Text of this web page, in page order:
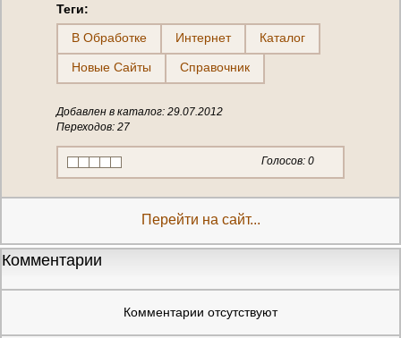
Теги:
В Обработке
Интернет Каталог
Новые Сайты Справочник
Добавлен в каталог: 29.07.2012
Переходов: 27
Голосов: 0
Перейти на сайт...
Комментарии
Комментарии отсутствуют